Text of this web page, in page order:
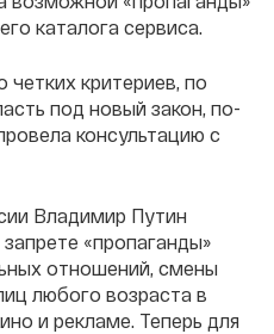
каталога сервиса.
критериев, по
под новый закон, по-
консультацию с
Владимир Путин
«пропаганды»
отношений, смены
любого возраста в
и рекламе. Теперь для